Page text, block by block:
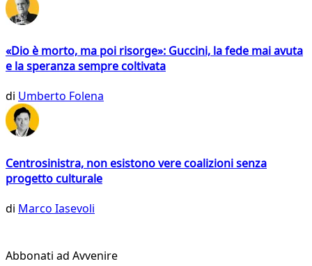
«Dio è morto, ma poi risorge»: Guccini, la fede mai avuta
e la speranza sempre coltivata
di Umberto Folena
Centrosinistra, non esistono vere coalizioni senza
progetto culturale
di Marco Iasevoli
Abbonati ad Avvenire